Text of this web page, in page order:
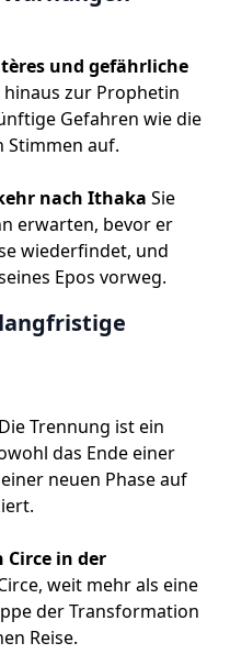
und gefährliche
zur Prophetin
Gefahren wie die
Stimmen auf.
nach Ithaka Sie
erwarten, bevor er
wiederfindet, und
Epos vorweg.
Die Trennung ist ein
das Ende einer
neuen Phase auf
Circe in der
weit mehr als eine
der Transformation
Reise.